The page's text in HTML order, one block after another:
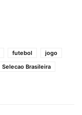
futebol
jogo
Selecao Brasileira